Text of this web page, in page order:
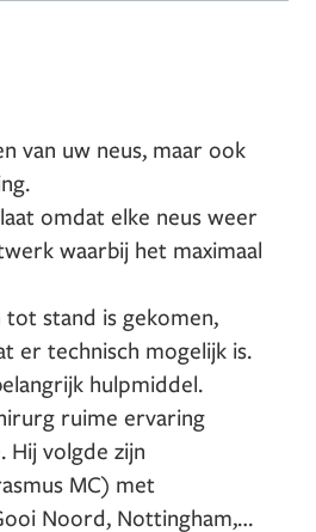
van uw neus, maar ook
omdat elke neus weer
waarbij het maximaal
stand is gekomen,
er technisch mogelijk is.
hulpmiddel.
ruime ervaring
Hij volgde zijn
MC) met
Noord, Nottingham,